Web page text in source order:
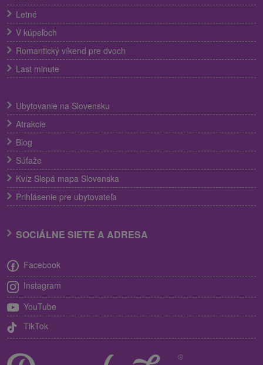
Letné
V kúpeľoch
Romantický víkend pre dvoch
Last minute
Ubytovanie na Slovensku
Atrakcie
Blog
Súťaže
Kvíz Slepá mapa Slovenska
Prihlásenie pre ubytovateľa
SOCIÁLNE SIETE A ADRESA
Facebook
Instagram
YouTube
TikTok